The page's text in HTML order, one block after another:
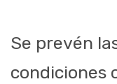
Se prevén
condiciones